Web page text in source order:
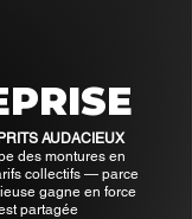
AUDACIEUX
des montures en
collectifs — parce
gagne en force
partagée